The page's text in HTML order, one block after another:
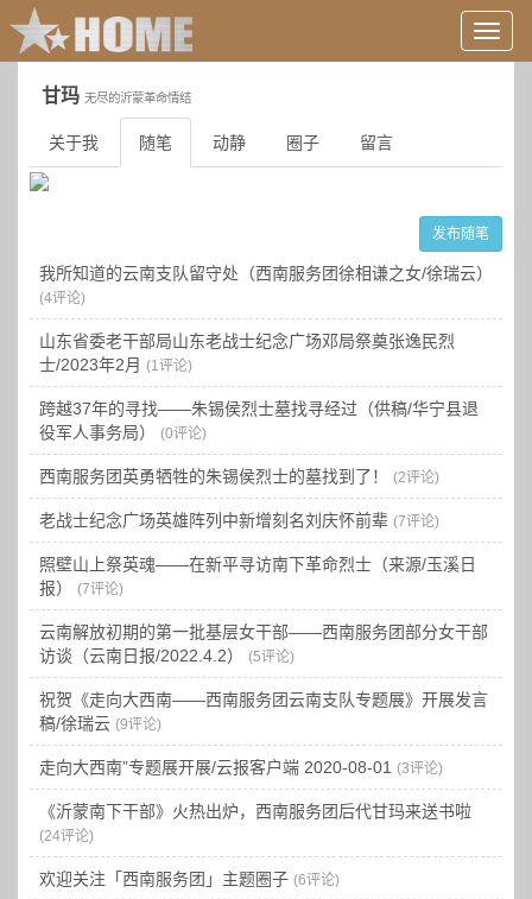
用
户
甘玛 无尽的沂蒙革命情结
关于我 随笔 动静 圈子 留言
发布随笔
我所知道的云南支队留守处（西南服务团徐相谦之女/徐瑞云）
(4评论)
山东省委老干部局山东老战士纪念广场邓局祭奠张逸民烈
士/2023年2月 (1评论)
跨越37年的寻找——朱锡侯烈士墓找寻经过（供稿/华宁县退
役军人事务局）
(0评论)
西南服务团英勇牺牲的朱锡侯烈士的墓找到了！ (2评论)
老战士纪念广场英雄阵列中新增刻名刘庆怀前辈 (7评论)
照壁山上祭英魂——在新平寻访南下革命烈士（来源/玉溪日
报）
(7评论)
云南解放初期的第一批基层女干部——西南服务团部分女干部
访谈（云南日报/2022.4.2）
(5评论)
祝贺《走向大西南——西南服务团云南支队专题展》开展发言
稿/徐瑞云 (9评论)
走向大西南”专题展开展/云报客户端 2020-08-01 (3评论)
《沂蒙南下干部》火热出炉，西南服务团后代甘玛来送书啦
(24评论)
欢迎关注「西南服务团」主题圈子 (6评论)